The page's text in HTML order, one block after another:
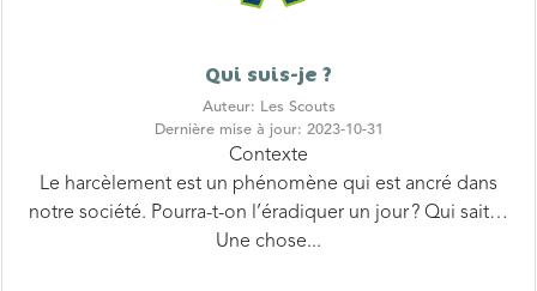
Auteur: Les Scouts
Dernière mise à jour: 2023-10-31
Contexte
Le harcèlement est un phénomène qui est ancré dans
notre société. Pourra-t-on l’éradiquer un jour ? Qui sait…
Une chose...